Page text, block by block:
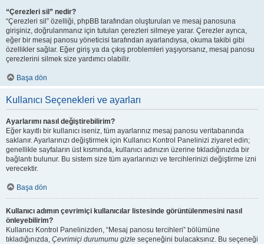
“Çerezleri sil” nedir?
“Çerezleri sil” özelliği, phpBB tarafından oluşturulan ve mesaj panosuna
girişiniz, doğrulanmanız için tutulan çerezleri silmeye yarar. Çerezler ayrıca,
eğer bir mesaj panosu yöneticisi tarafından ayarlandıysa, okuma takibi gibi
özellikler sağlar. Eğer giriş ya da çıkış problemleri yaşıyorsanız, mesaj panosu
çerezlerini silmek size yardımcı olabilir.
Başa dön
Kullanıcı Seçenekleri ve ayarları
Ayarlarımı nasıl değiştirebilirim?
Eğer kayıtlı bir kullanıcı iseniz, tüm ayarlarınız mesaj panosu veritabanında
saklanır. Ayarlarınızı değiştirmek için Kullanıcı Kontrol Panelinizi ziyaret edin;
genellikle sayfaların üst kısmında, kullanıcı adınızın üzerine tıkladığınızda bir
bağlantı bulunur. Bu sistem size tüm ayarlarınızı ve tercihlerinizi değiştirme izni
verecektir.
Başa dön
Kullanıcı adımın çevrimiçi kullanıcılar listesinde görüntülenmesini nasıl
önleyebilirim?
Kullanıcı Kontrol Panelinizden, “Mesaj panosu tercihleri” bölümüne
tıkladığınızda, Çevrimiçi durumumu gizle seçeneğini bulacaksınız. Bu seçeneği